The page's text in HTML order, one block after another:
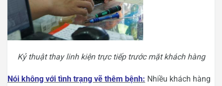
Kỷ thuật thay linh kiện trực tiếp trước mặt khách hàng
Nói không với tình trạng vẽ thêm bệnh: Nhiều khách hàng